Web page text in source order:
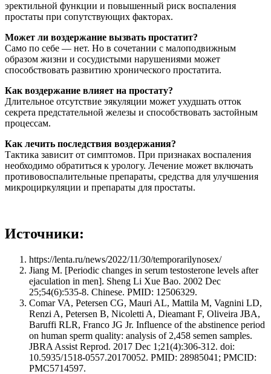
эректильной функции и повышенный риск воспаления
простаты при сопутствующих факторах.
Может ли воздержание вызвать простатит?
Само по себе — нет. Но в сочетании с малоподвижным
образом жизни и сосудистыми нарушениями может
способствовать развитию хронического простатита.
Как воздержание влияет на простату?
Длительное отсутствие эякуляции может ухудшать отток
секрета предстательной железы и способствовать застойным
процессам.
Как лечить последствия воздержания?
Тактика зависит от симптомов. При признаках воспаления
необходимо обратиться к урологу. Лечение может включать
противовоспалительные препараты, средства для улучшения
микроциркуляции и препараты для простаты.
Источники:
https://lenta.ru/news/2022/11/30/temporarilynosex/
Jiang M. [Periodic changes in serum testosterone levels after
ejaculation in men]. Sheng Li Xue Bao. 2002 Dec
25;54(6):535-8. Chinese. PMID: 12506329.
Comar VA, Petersen CG, Mauri AL, Mattila M, Vagnini LD,
Renzi A, Petersen B, Nicoletti A, Dieamant F, Oliveira JBA,
Baruffi RLR, Franco JG Jr. Influence of the abstinence period
on human sperm quality: analysis of 2,458 semen samples.
JBRA Assist Reprod. 2017 Dec 1;21(4):306-312. doi:
10.5935/1518-0557.20170052. PMID: 28985041; PMCID:
PMC5714597.